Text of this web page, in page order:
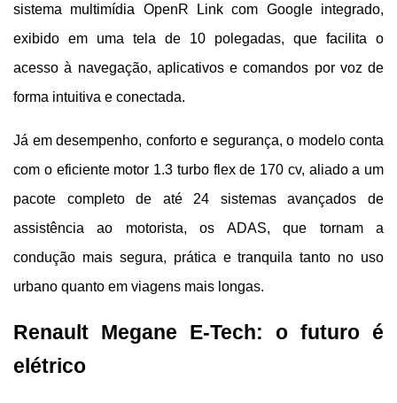
sistema multimídia OpenR Link com Google integrado,
exibido em uma tela de 10 polegadas, que facilita o
acesso à navegação, aplicativos e comandos por voz de
forma intuitiva e conectada.
Já em desempenho, conforto e segurança, o modelo conta
com o eficiente motor 1.3 turbo flex de 170 cv, aliado a um
pacote completo de até 24 sistemas avançados de
assistência ao motorista, os ADAS, que tornam a
condução mais segura, prática e tranquila tanto no uso
urbano quanto em viagens mais longas.
Renault Megane E-Tech: o futuro é
elétrico